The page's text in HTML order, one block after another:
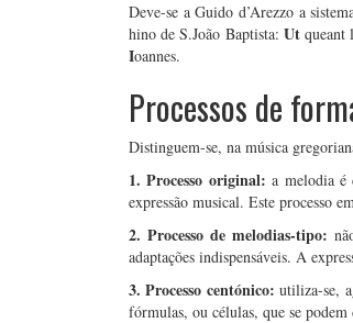
Deve-se a Guido d’Arezzo a
hino de S.João Baptista: Utqueant
Ioannes.
Processos de
Distinguem-se, na música
1. Processo original: a melodia é
expressão musical. Este processo
2. Processo de melodias-tipo:
adaptações indispensáveis. A
3. Processo centónico: utiliza-se,
fórmulas, ou células, que se